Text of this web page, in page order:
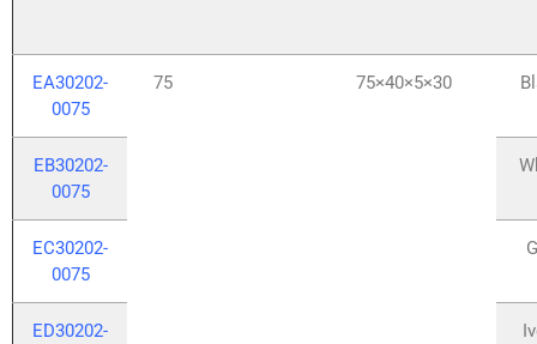
EA30202-
0075
75 75×40×5×30
EB30202-
0075
EC30202-
0075
ED30202-